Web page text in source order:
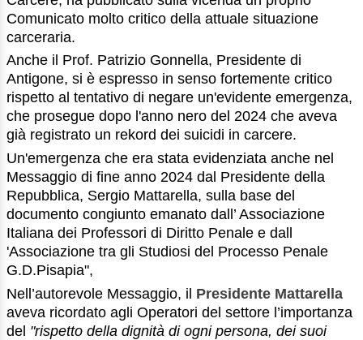
Comunicato molto critico della attuale situazione
carceraria.
Anche il Prof. Patrizio Gonnella, Presidente di
Antigone, si è espresso in senso fortemente critico
rispetto al tentativo di negare un'evidente emergenza,
che prosegue dopo l'anno nero del 2024 che aveva
già registrato un rekord dei suicidi in carcere.
Un'emergenza che era stata evidenziata anche nel
Messaggio di fine anno 2024 dal Presidente della
Repubblica, Sergio Mattarella, sulla base del
documento congiunto emanato dall’ Associazione
Italiana dei Professori di Diritto Penale e dall
'Associazione tra gli Studiosi del Processo Penale
G.D.Pisapia",
Nell’autorevole Messaggio, il Presidente Mattarella
aveva ricordato agli Operatori del settore l’importanza
del "rispetto della dignità di ogni persona, dei suoi